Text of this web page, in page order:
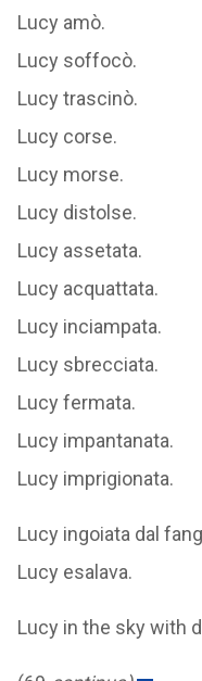
Lucy divorò.
Lucy amò.
Lucy soffocò.
Lucy trascinò.
Lucy corse.
Lucy morse.
Lucy distolse.
Lucy assetata.
Lucy acquattata.
Lucy inciampata.
Lucy sbrecciata.
Lucy fermata.
Lucy impantanata.
Lucy ingoiata dal